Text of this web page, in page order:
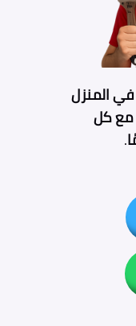
في المنزل
مع كل
.